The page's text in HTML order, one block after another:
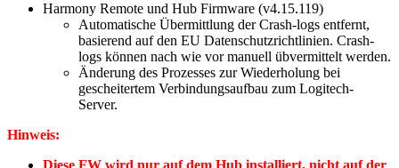
Harmony Remote und Hub Firmware (v4.15.119)
Automatische Übermittlung der Crash-logs entfernt,
basierend auf den EU Datenschutzrichtlinien. Crash-
logs können nach wie vor manuell übvermittelt werden.
Änderung des Prozesses zur Wiederholung bei
gescheitertem Verbindungsaufbau zum Logitech-
Server.
Hinweis: